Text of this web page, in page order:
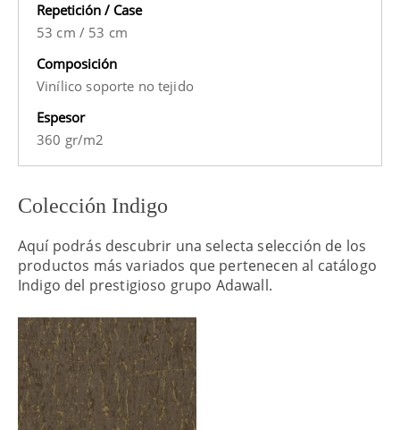
Repetición / Case
53 cm / 53 cm
Composición
Vinílico soporte no tejido
Espesor
360 gr/m2
Colección Indigo
Aquí podrás descubrir una selecta selección de los
productos más variados que pertenecen al catálogo
Indigo del prestigioso grupo Adawall.